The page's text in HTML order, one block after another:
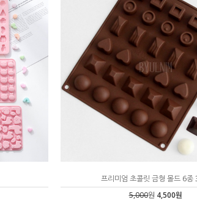
프리미엄 초콜릿 금형 몰드 6종
5,000원 4,500원